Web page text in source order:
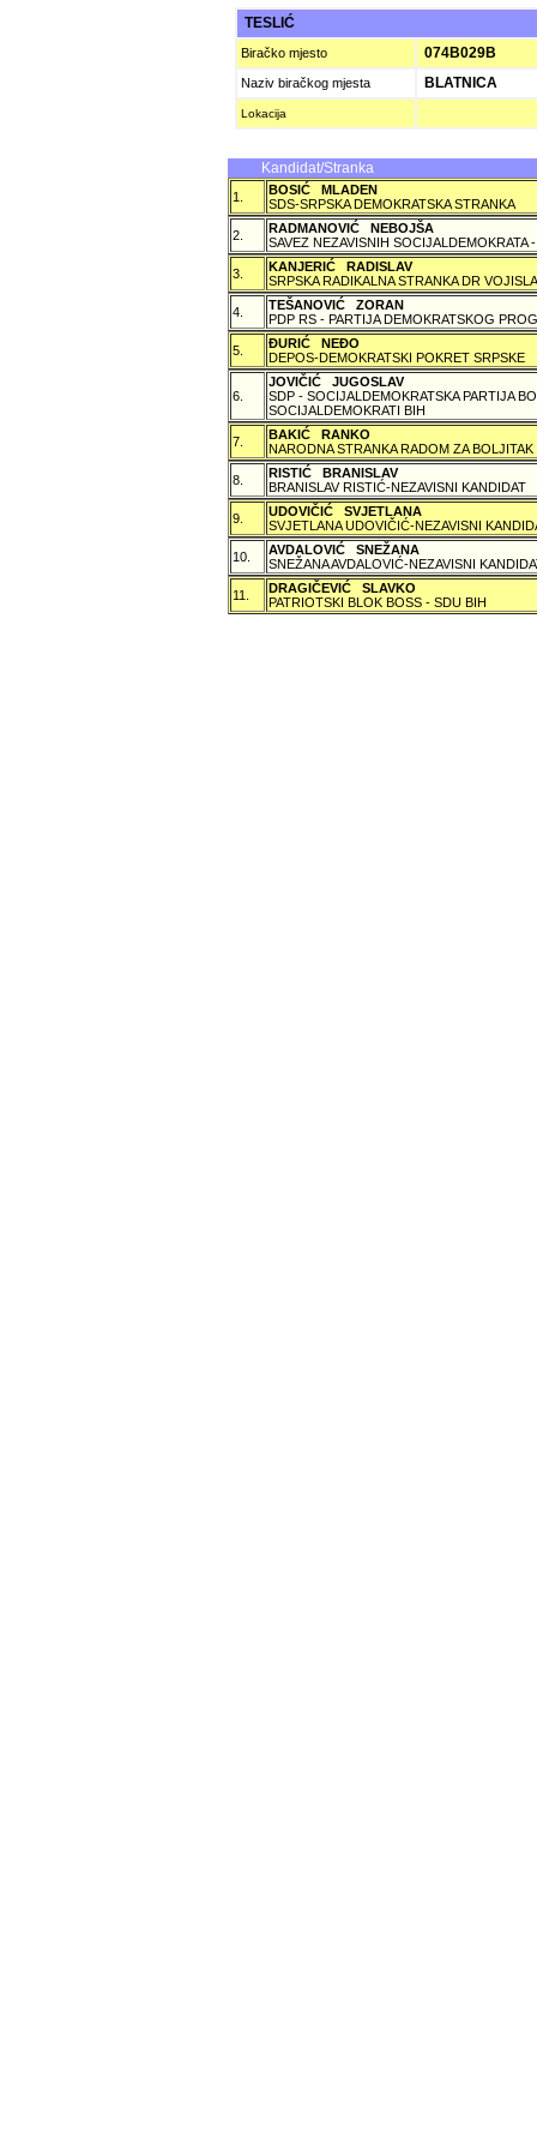
TESLIĆ
Biračko mjesto 074B029B
Naziv biračkog mjesta BLATNICA
Lokacija
Kandidat/Stranka
1.
BOSIĆ MLADEN
SDS-SRPSKA DEMOKRATSKA STRANKA
2.
RADMANOVIĆ NEBOJŠA
SAVEZ NEZAVISNIH SOCIJALDEMOKRATA
3.
KANJERIĆ RADISLAV
SRPSKA RADIKALNA STRANKA DR
4.
TEŠANOVIĆ ZORAN
PDP RS - PARTIJA DEMOKRATSKOG
5.
ÐURIĆ NEÐO
DEPOS-DEMOKRATSKI POKRET SRPSKE
6.
JOVIČIĆ JUGOSLAV
SDP - SOCIJALDEMOKRATSKA PARTIJA
SOCIJALDEMOKRATI BIH
7.
BAKIĆ RANKO
NARODNA STRANKA RADOM ZA BOLJITAK
8.
RISTIĆ BRANISLAV
BRANISLAV RISTIĆ-NEZAVISNI KANDIDAT
9.
UDOVIČIĆ SVJETLANA
SVJETLANA UDOVIČIĆ-NEZAVISNI
10.
AVDALOVIĆ SNEŽANA
SNEŽANA AVDALOVIĆ-NEZAVISNI
11.
DRAGIČEVIĆ SLAVKO
PATRIOTSKI BLOK BOSS - SDU BIH